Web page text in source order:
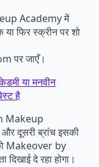
Academy में
फिर स्क्रीन पर शो
पर जाएँ।
या मनवीन
है
Makeup
दूसरी ब्रांच इसकी
Makeover by
दे रहा होगा।